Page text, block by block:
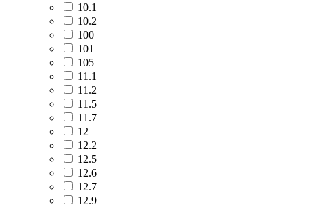
10.1
10.2
100
101
105
11.1
11.2
11.5
11.7
12
12.2
12.5
12.6
12.7
12.9